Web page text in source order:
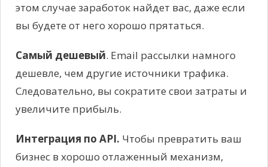
этом случае заработок найдет вас, даже если
вы будете от него хорошо прятаться.
Самый дешевый. Email рассылки намного
дешевле, чем другие источники трафика.
Следовательно, вы сократите свои затраты и
увеличите прибыль.
Интеграция по API. Чтобы превратить ваш
бизнес в хорошо отлаженный механизм,